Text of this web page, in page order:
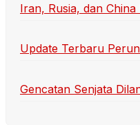
Iran, Rusia, dan
Update Terbaru
Gencatan Senjata